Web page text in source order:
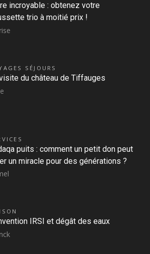
incroyable : obtenez votre
trio à moitié prix !
SÉJOURS
du château de Tiffauges
puits : comment un petit don peut
un miracle pour des générations ?
IRSI et dégât des eaux